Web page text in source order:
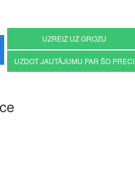
UZREIZ UZ GROZU
UZDOT JAUTĀJUMU PAR ŠO PRECI